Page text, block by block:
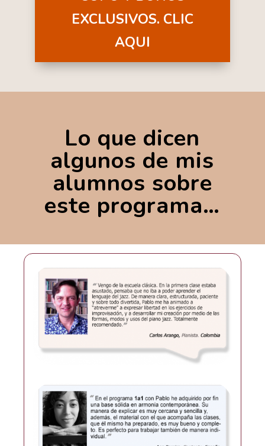
EXCLUSIVOS. CLIC
AQUI
Lo que dicen
algunos de mis
alumnos sobre
este programa…